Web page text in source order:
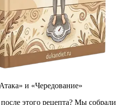
и «Чередование»
этого рецепта? Мы собрали